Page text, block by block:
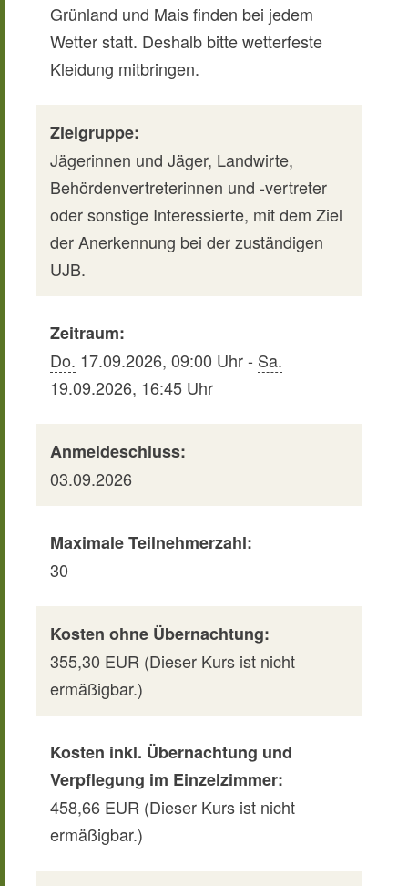
Grünland und Mais finden bei jedem
Wetter statt. Deshalb bitte wetterfeste
Kleidung mitbringen.
Zielgruppe:
Jägerinnen und Jäger, Landwirte,
Behördenvertreterinnen und -vertreter
oder sonstige Interessierte, mit dem Ziel
der Anerkennung bei der zuständigen
UJB.
Zeitraum:
Do. 17.09.2026, 09:00 Uhr - Sa.
19.09.2026, 16:45 Uhr
Anmeldeschluss:
03.09.2026
Maximale Teilnehmerzahl:
30
Kosten ohne Übernachtung:
355,30 EUR (Dieser Kurs ist nicht
ermäßigbar.)
Kosten inkl. Übernachtung und
Verpflegung im Einzelzimmer:
458,66 EUR (Dieser Kurs ist nicht
ermäßigbar.)